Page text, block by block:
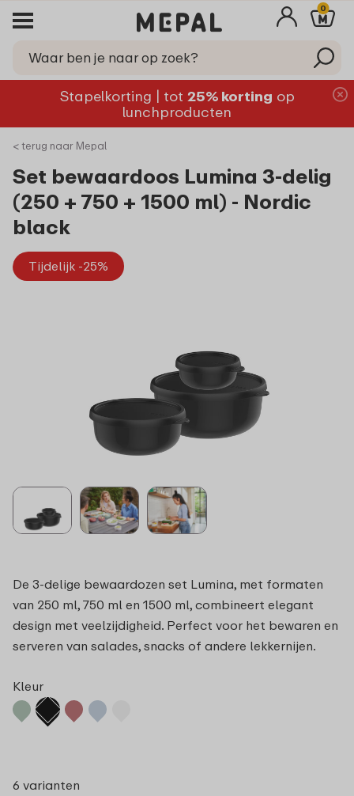
0
Stapelkorting | tot 25% korting op
lunchproducten
< terug naar Mepal
Set bewaardoos Lumina 3-delig
(250 + 750 + 1500 ml) - Nordic
black
Tijdelijk -25%
De 3-delige bewaardozen set Lumina, met formaten
van 250 ml, 750 ml en 1500 ml, combineert elegant
design met veelzijdigheid. Perfect voor het bewaren en
serveren van salades, snacks of andere lekkernijen.
Kleur
6 varianten